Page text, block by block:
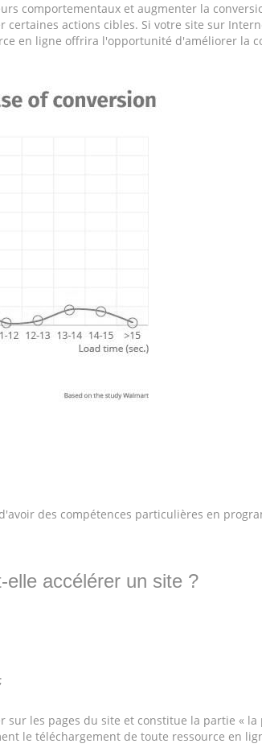
comportementaux et augmenter la
actions cibles. Si votre site sur
en ligne offrira l'opportunité d'améliorer la
des compétences particulières en
accélérer un site ?
les pages du site et constitue la partie « la
le téléchargement de toute ressource en